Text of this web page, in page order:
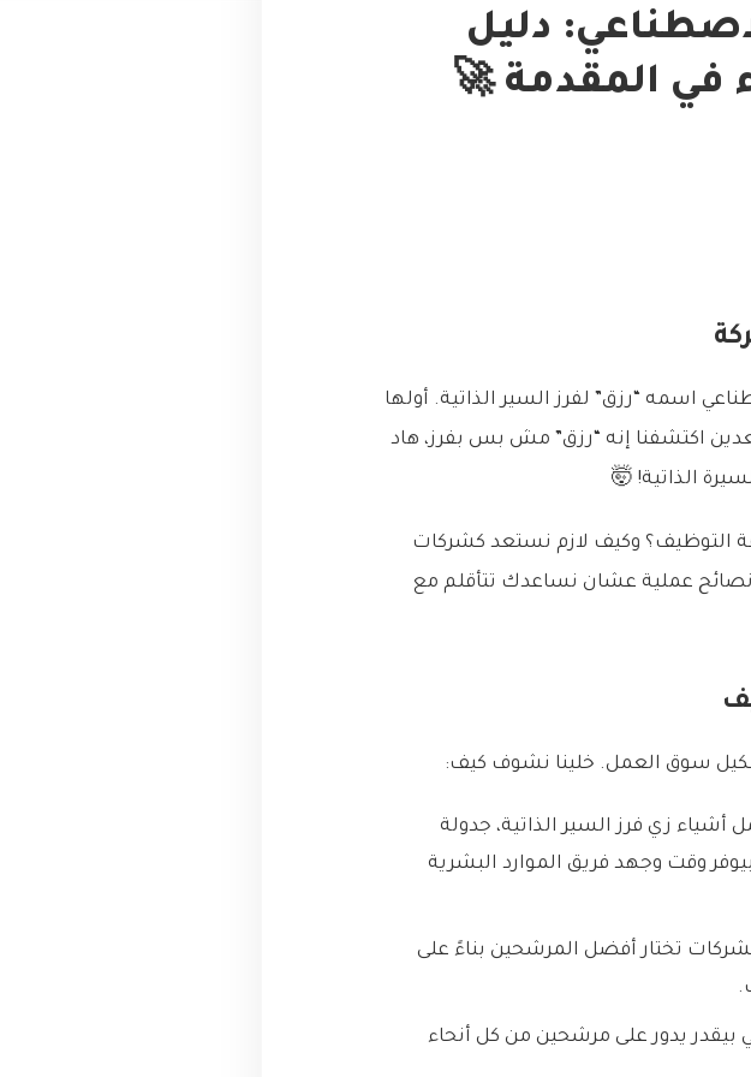
دليل
في المقدمة 🚀
اسمه “رزق” لفرز السير الذاتية. أولها
اكتشفنا إنه “رزق” مش بس بفرز، هاد
الذاتية! 🤯
التوظيف؟ وكيف لازم نستعد كشركات
ونصائح عملية عشان نساعدك تتأقلم مع
سوق العمل. خلينا نشوف كيف:
أشياء زي فرز السير الذاتية، جدولة
وقت وجهد فريق الموارد البشرية
تختار أفضل المرشحين بناءً على
بيقدر يدور على مرشحين من كل أنحاء